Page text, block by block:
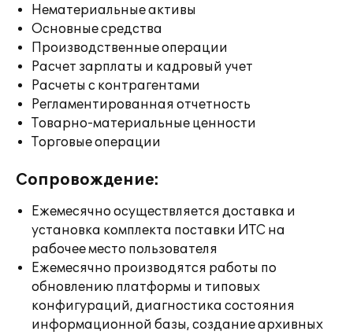
Нематериальные активы
Основные средства
Производственные операции
Расчет зарплаты и кадровый учет
Расчеты с контрагентами
Регламентированная отчетность
Товарно-материальные ценности
Торговые операции
Сопровождение:
Ежемесячно осуществляется доставка и
установка комплекта поставки ИТС на
рабочее место пользователя
Ежемесячно производятся работы по
обновлению платформы и типовых
конфигураций, диагностика состояния
информационной базы, создание архивных